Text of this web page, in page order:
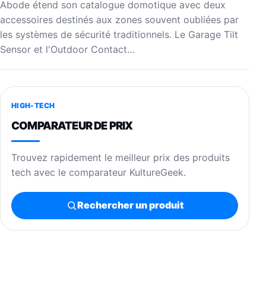
Abode étend son catalogue domotique avec deux
accessoires destinés aux zones souvent oubliées par
les systèmes de sécurité traditionnels. Le Garage Tilt
Sensor et l'Outdoor Contact…
HIGH-TECH
COMPARATEUR DE PRIX
Trouvez rapidement le meilleur prix des produits
tech avec le comparateur KultureGeek.
Rechercher un produit